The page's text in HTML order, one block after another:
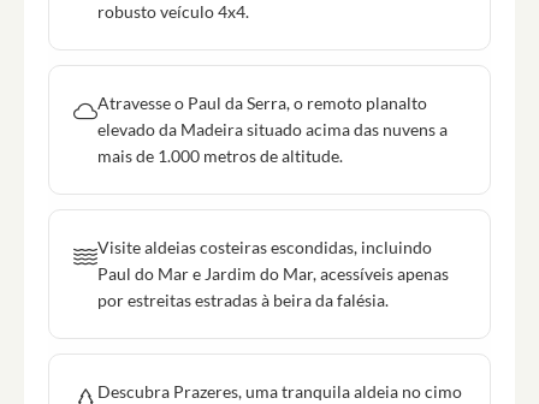
robusto veículo 4x4.
Atravesse o Paul da Serra, o remoto planalto
elevado da Madeira situado acima das nuvens a
mais de 1.000 metros de altitude.
Visite aldeias costeiras escondidas, incluindo
Paul do Mar e Jardim do Mar, acessíveis apenas
por estreitas estradas à beira da falésia.
Descubra Prazeres, uma tranquila aldeia no cimo